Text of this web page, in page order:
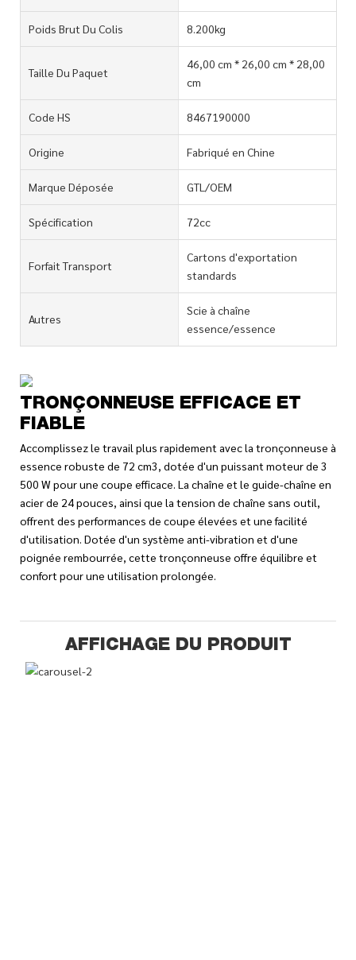
Poids Brut Du Colis 8.200kg
Taille Du Paquet
46,00 cm * 26,00 cm * 28,00
cm
Code HS 8467190000
Origine Fabriqué en Chine
Marque Déposée GTL/OEM
Spécification 72cc
Forfait Transport
Cartons d'exportation
standards
Autres
Scie à chaîne
essence/essence
TRONÇONNEUSE EFFICACE ET
FIABLE
Accomplissez le travail plus rapidement avec la tronçonneuse à
essence robuste de 72 cm3, dotée d'un puissant moteur de 3
500 W pour une coupe efficace. La chaîne et le guide-chaîne en
acier de 24 pouces, ainsi que la tension de chaîne sans outil,
offrent des performances de coupe élevées et une facilité
d'utilisation. Dotée d'un système anti-vibration et d'une
poignée rembourrée, cette tronçonneuse offre équilibre et
confort pour une utilisation prolongée.
AFFICHAGE DU PRODUIT